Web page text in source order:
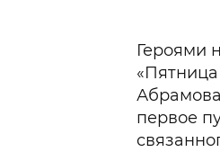
Героями
Абрамова
первое